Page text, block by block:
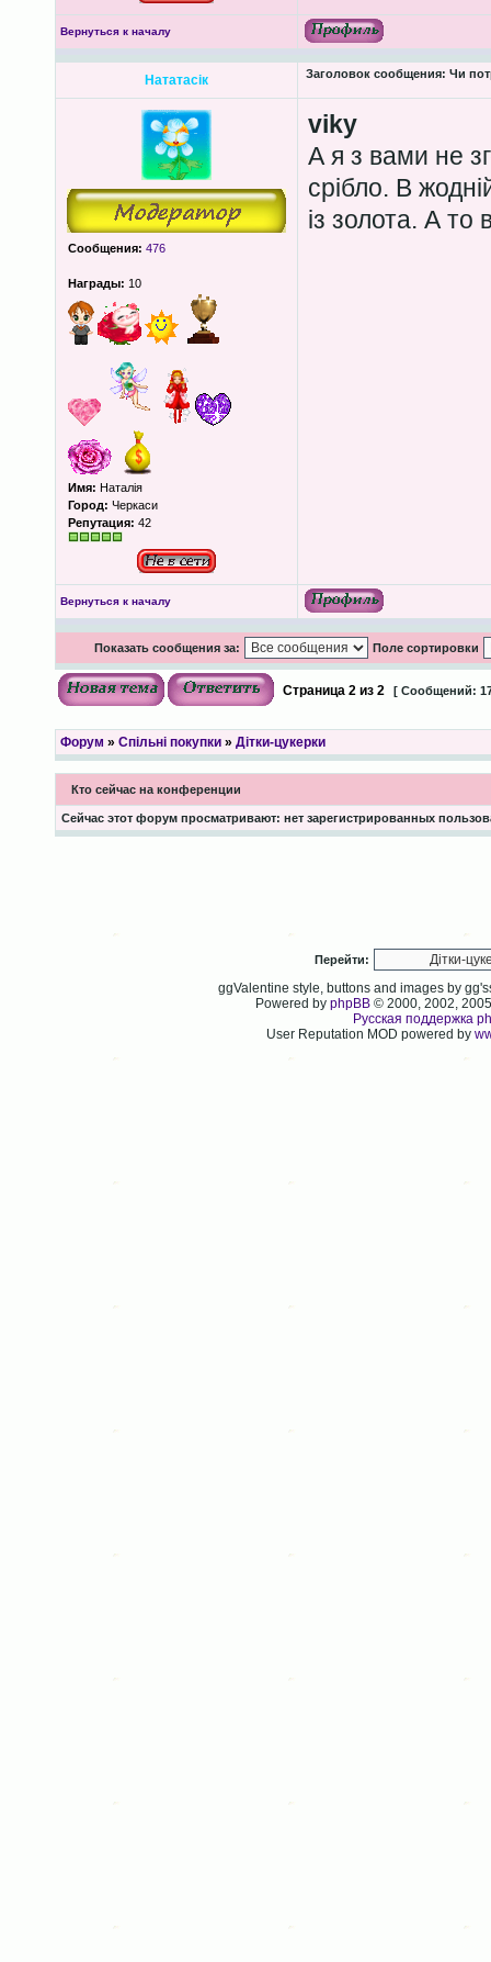
Вернуться к началу
Нататасік Заголовок сообщения: Чи
Сообщения: 476
Награды: 10
Имя: Наталія
Город: Черкаси
Репутация: 42
viky
А я з вами не
срібло. В
із золота. А то
Вернуться к началу
Показать сообщения за: Поле сортировки
Страница 2из 2 [ Сообщений:
Форум » Спільні покупки» Дітки-цукерки
Кто сейчас на конференции
Сейчас этот форум просматривают: нет зарегистрированных
Перейти:
ggValentine style, buttons and images by
Powered byphpBB © 2000, 2002,
Русская поддержка
User Reputation MOD powered by